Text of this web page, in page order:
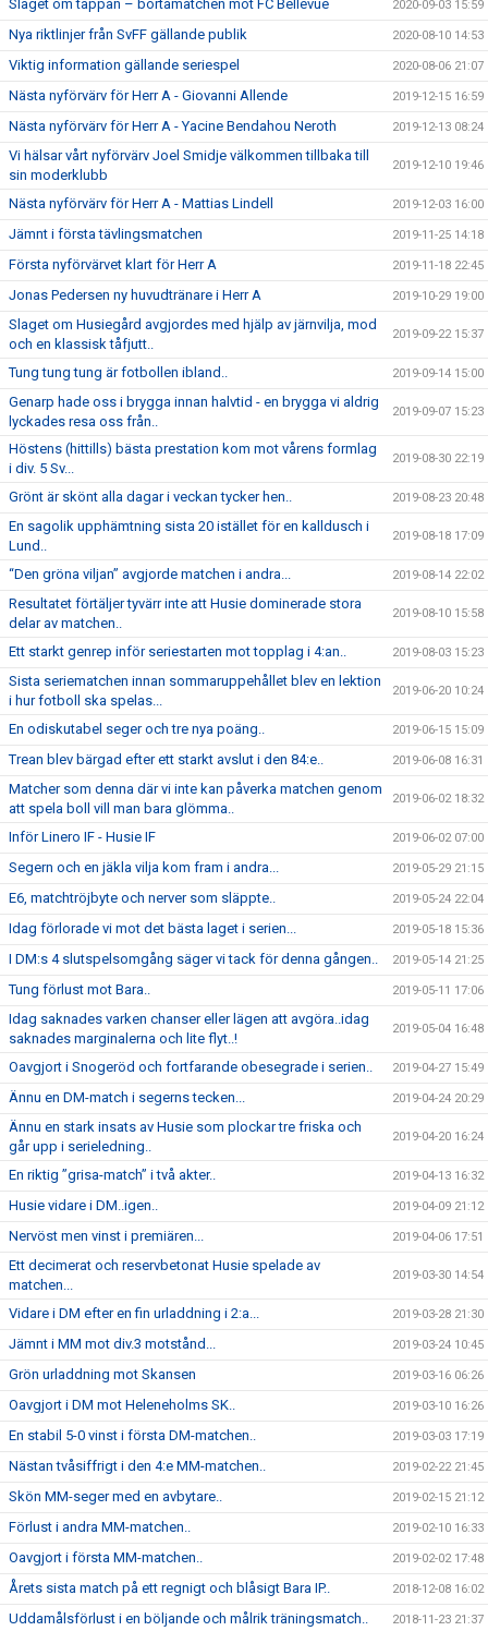
Slaget om täppan – bortamatchen mot FC Bellevue 2020-09-03 15:59
Nya riktlinjer från SvFF gällande publik 2020-08-10 14:53
Viktig information gällande seriespel 2020-08-06 21:07
Nästa nyförvärv för Herr A - Giovanni Allende 2019-12-15 16:59
Nästa nyförvärv för Herr A - Yacine Bendahou Neroth 2019-12-13 08:24
Vi hälsar vårt nyförvärv Joel Smidje välkommen tillbaka till
sin moderklubb
2019-12-10 19:46
Nästa nyförvärv för Herr A - Mattias Lindell 2019-12-03 16:00
Jämnt i första tävlingsmatchen 2019-11-25 14:18
Första nyförvärvet klart för Herr A 2019-11-18 22:45
Jonas Pedersen ny huvudtränare i Herr A 2019-10-29 19:00
Slaget om Husiegård avgjordes med hjälp av järnvilja, mod
och en klassisk tåfjutt..
2019-09-22 15:37
Tung tung tung är fotbollen ibland.. 2019-09-14 15:00
Genarp hade oss i brygga innan halvtid - en brygga vi aldrig
lyckades resa oss från..
2019-09-07 15:23
Höstens (hittills) bästa prestation kom mot vårens formlag
i div. 5 Sv...
2019-08-30 22:19
Grönt är skönt alla dagar i veckan tycker hen.. 2019-08-23 20:48
En sagolik upphämtning sista 20 istället för en kalldusch i
Lund..
2019-08-18 17:09
“Den gröna viljan” avgjorde matchen i andra... 2019-08-14 22:02
Resultatet förtäljer tyvärr inte att Husie dominerade stora
delar av matchen..
2019-08-10 15:58
Ett starkt genrep inför seriestarten mot topplag i 4:an.. 2019-08-03 15:23
Sista seriematchen innan sommaruppehållet blev en lektion
i hur fotboll ska spelas...
2019-06-20 10:24
En odiskutabel seger och tre nya poäng.. 2019-06-15 15:09
Trean blev bärgad efter ett starkt avslut i den 84:e.. 2019-06-08 16:31
Matcher som denna där vi inte kan påverka matchen genom
att spela boll vill man bara glömma..
2019-06-02 18:32
Inför Linero IF - Husie IF 2019-06-02 07:00
Segern och en jäkla vilja kom fram i andra... 2019-05-29 21:15
E6, matchtröjbyte och nerver som släppte.. 2019-05-24 22:04
Idag förlorade vi mot det bästa laget i serien... 2019-05-18 15:36
I DM:s 4 slutspelsomgång säger vi tack för denna gången.. 2019-05-14 21:25
Tung förlust mot Bara.. 2019-05-11 17:06
Idag saknades varken chanser eller lägen att avgöra..idag
saknades marginalerna och lite flyt..!
2019-05-04 16:48
Oavgjort i Snogeröd och fortfarande obesegrade i serien.. 2019-04-27 15:49
Ännu en DM-match i segerns tecken... 2019-04-24 20:29
Ännu en stark insats av Husie som plockar tre friska och
går upp i serieledning..
2019-04-20 16:24
En riktig ”grisa-match” i två akter.. 2019-04-13 16:32
Husie vidare i DM..igen.. 2019-04-09 21:12
Nervöst men vinst i premiären... 2019-04-06 17:51
Ett decimerat och reservbetonat Husie spelade av
matchen...
2019-03-30 14:54
Vidare i DM efter en fin urladdning i 2:a... 2019-03-28 21:30
Jämnt i MM mot div.3 motstånd... 2019-03-24 10:45
Grön urladdning mot Skansen 2019-03-16 06:26
Oavgjort i DM mot Heleneholms SK.. 2019-03-10 16:26
En stabil 5-0 vinst i första DM-matchen.. 2019-03-03 17:19
Nästan tvåsiffrigt i den 4:e MM-matchen.. 2019-02-22 21:45
Skön MM-seger med en avbytare.. 2019-02-15 21:12
Förlust i andra MM-matchen.. 2019-02-10 16:33
Oavgjort i första MM-matchen.. 2019-02-02 17:48
Årets sista match på ett regnigt och blåsigt Bara IP.. 2018-12-08 16:02
Uddamålsförlust i en böljande och målrik träningsmatch.. 2018-11-23 21:37